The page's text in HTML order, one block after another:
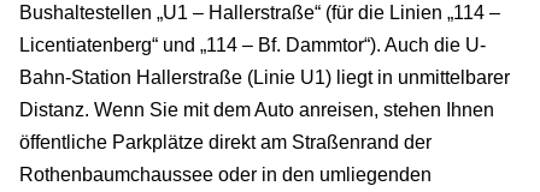
Bushaltestellen „U1 – Hallerstraße“ (für die Linien „114 –
Licentiatenberg“ und „114 – Bf. Dammtor“). Auch die U-
Bahn-Station Hallerstraße (Linie U1) liegt in unmittelbarer
Distanz. Wenn Sie mit dem Auto anreisen, stehen Ihnen
öffentliche Parkplätze direkt am Straßenrand der
Rothenbaumchaussee oder in den umliegenden